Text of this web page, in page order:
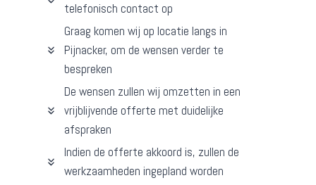
telefonisch contact op
Graag komen wij op locatie langs in
Pijnacker, om de wensen verder te
bespreken
De wensen zullen wij omzetten in een
vrijblijvende offerte met duidelijke
afspraken
Indien de offerte akkoord is, zullen de
werkzaamheden ingepland worden